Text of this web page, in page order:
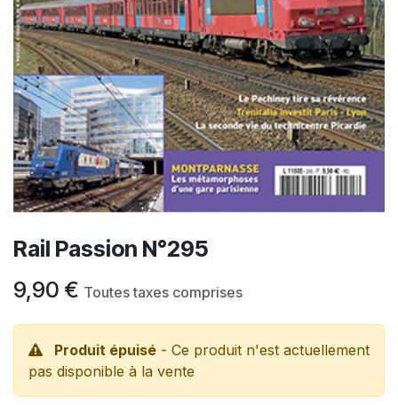
Rail Passion N°295
9,90 € Toutes taxes comprises
Produit épuisé - Ce produit n'est actuellement
pas disponible à la vente